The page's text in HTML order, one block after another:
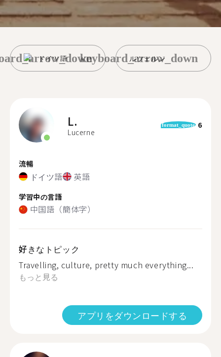
ドイツ語 ルツェルン
keyboard_arrow_down
L.
Lucerne
format_quote 6
流暢
ドイツ語 英語
学習中の言語
中国語（簡体字）
好きなトピック
Travelling, culture, pretty much everything...
もっと見る
アプリをダウンロードする